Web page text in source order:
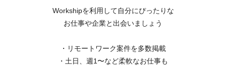
Workshipを利用して自分にぴったりな
お仕事や企業と出会いましょう
・リモートワーク案件を多数掲載
・土日、週1〜など柔軟なお仕事も